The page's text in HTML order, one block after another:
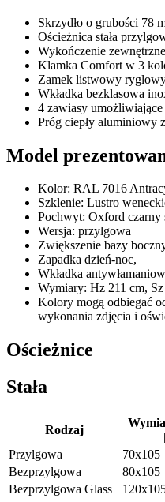
Skrzydło o grubości 78
Ościeżnica stała
Wykończenie
Klamka Comfort w 3
Zamek listwowy
Wkładka bezklasowa
4 zawiasy
Próg ciepły aluminiowy
Model
Kolor: RAL 7016
Szklenie: Lustro
Pochwyt: Oxford czarny
Wersja: przylgowa
Zwiększenie bazy
Zapadka dzień-noc,
Wkładka
Wymiary: Hz 211 cm,
Kolory mogą odbiegać
wykonania zdjęcia i
Ościeżnice
Stała
Rodzaj
Przylgowa
70x105
Bezprzylgowa
80x105
Bezprzylgowa Glass